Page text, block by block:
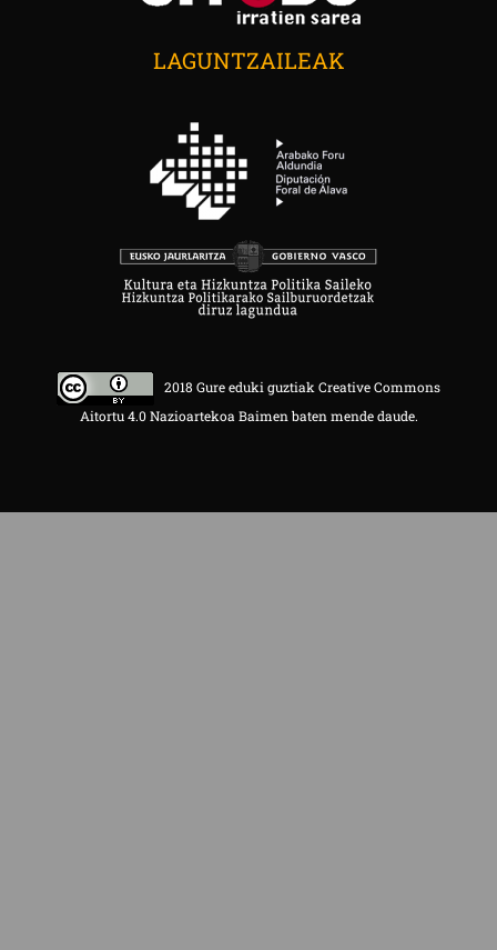
LAGUNTZAILEAK
2018 Gure eduki guztiak Creative Commons
Aitortu 4.0 Nazioartekoa Baimen baten mende daude.